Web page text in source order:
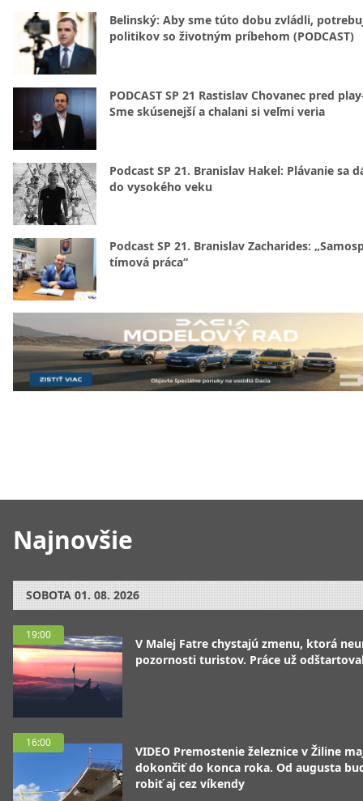
Najnovšie
SOBOTA 01. 08. 2026
19:00
V Malej Fatre chystajú zmenu, ktorá
pozornosti turistov. Práce už
16:00
VIDEO Premostenie železnice v Žiline
dokončiť do konca roka. Od augusta
robiť aj cez víkendy
Belinský: Aby sme túto dobu zvládli,
politikov so životným príbehom (PODCAST)
PODCAST SP 21 Rastislav Chovanec pred
Sme skúsenejší a chalani si veľmi veria
Podcast SP 21. Branislav Hakel: Plávanie sa
do vysokého veku
Podcast SP 21. Branislav Zacharides:
tímová práca“